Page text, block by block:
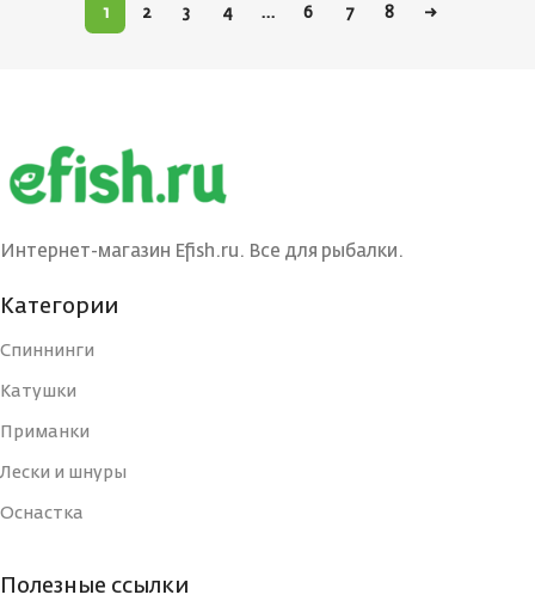
1 2 3 4 … 6 7 8 →
Интернет-магазин Efish.ru. Все для рыбалки.
Категории
Спиннинги
Катушки
Приманки
Лески и шнуры
Оснастка
Полезные ссылки